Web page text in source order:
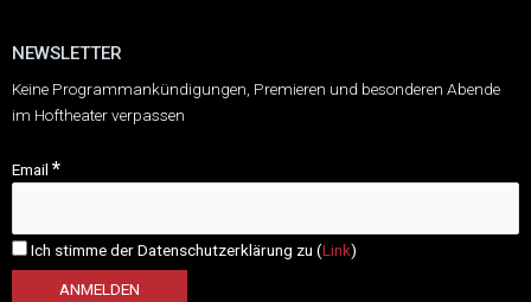
NEWSLETTER
Keine Programmankündigungen, Premieren und besonderen Abende
im Hoftheater verpassen
Email *
Ich stimme der Datenschutzerklärung zu (Link)